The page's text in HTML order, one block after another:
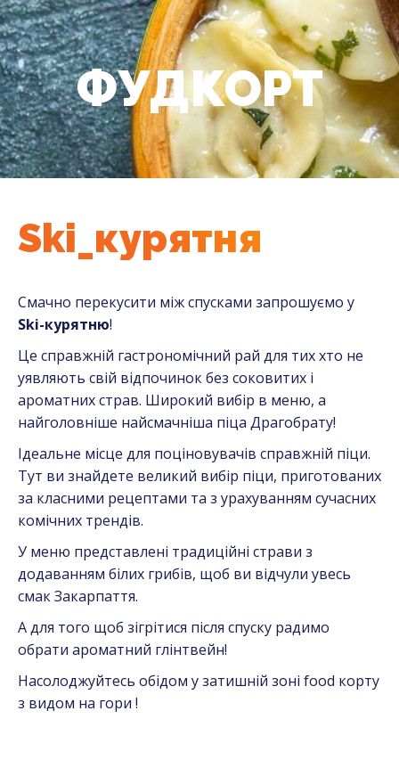
ФУДКОРТ
You are here:
Ski_курятня
Смачно перекусити між спусками запрошуємо у
Ski-курятню!
Це справжній гастрономічний рай для тих хто не
уявляють свій відпочинок без соковитих і
ароматних страв. Широкий вибір в меню, а
найголовніше найсмачніша піца Драгобрату!
Ідеальне місце для поціновувачів справжній піци.
Тут ви знайдете великий вибір піци, приготованих
за класними рецептами та з урахуванням сучасних
комічних трендів.
У меню представлені традиційні страви з
додаванням білих грибів, щоб ви відчули увесь
смак Закарпаття.
А для того щоб зігрітися після спуску радимо
обрати ароматний глінтвейн!
Насолоджуйтесь обідом у затишній зоні food корту
з видом на гори !